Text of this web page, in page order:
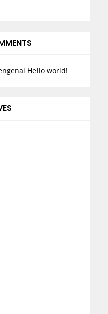
Hello world!